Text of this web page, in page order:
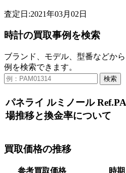
査定日:2021年03月02日
時計の買取事例を検索
ブランド、モデル、型番などか
例を検索できます。
検索
パネライ ルミノール
場推移と換金率について
買取価格の推移
参考買取価格
時期